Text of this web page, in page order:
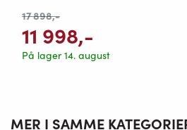
17 898,-
11 998,-
På lager 14. august
MER I SAMME